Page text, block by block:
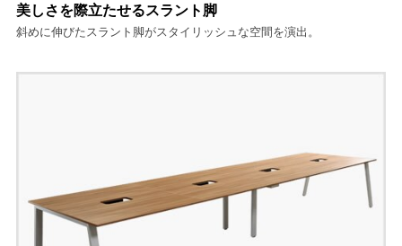
美しさを際立たせるスラント脚
斜めに伸びたスラント脚がスタイリッシュな空間を演出。